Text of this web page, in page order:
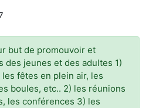
but de promouvoir et
des jeunes et des adultes 1)
fêtes en plein air, les
boules, etc.. 2) les réunions
les conférences 3) les